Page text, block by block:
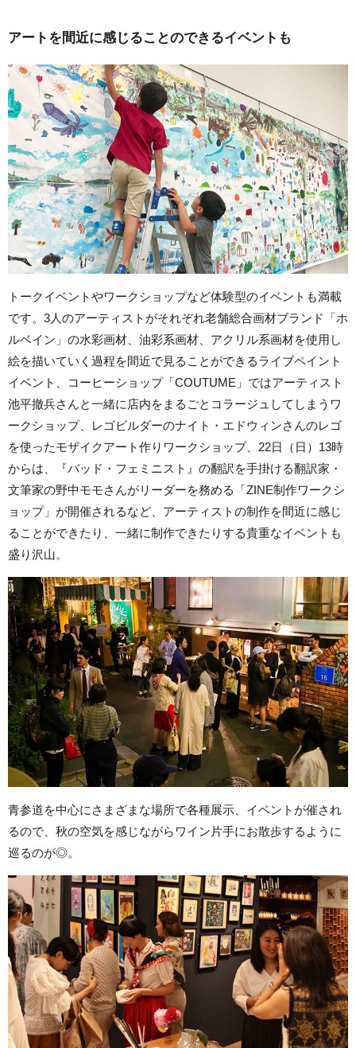
アートを間近に感じることのできるイベントも
トークイベントやワークショップなど体験型のイベントも満載
です。3人のアーティストがそれぞれ老舗総合画材ブランド「ホ
ルベイン」の水彩画材、油彩系画材、アクリル系画材を使用し
絵を描いていく過程を間近で見ることができるライブペイント
イベント、コーヒーショップ「COUTUME」ではアーティスト
池平撤兵さんと一緒に店内をまるごとコラージュしてしまうワ
ークショップ、レゴビルダーのナイト・エドウィンさんのレゴ
を使ったモザイクアート作りワークショップ、22日（日）13時
からは、『バッド・フェミニスト』の翻訳を手掛ける翻訳家・
文筆家の野中モモさんがリーダーを務める「ZINE制作ワークシ
ョップ」が開催されるなど、アーティストの制作を間近に感じ
ることができたり、一緒に制作できたりする貴重なイベントも
盛り沢山。
青参道を中心にさまざまな場所で各種展示、イベントが催され
るので、秋の空気を感じながらワイン片手にお散歩するように
巡るのが◎。